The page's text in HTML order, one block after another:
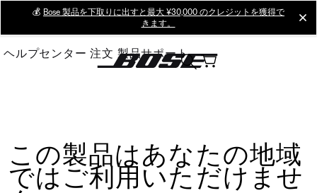
Main
💰 Bose 製品を下取りに出すと最大 ¥30,000 のクレジットを獲得で
きます。
ヘルプセンター 注文 製品サポート
この製品はあなたの地域
ではご利用いただけませ